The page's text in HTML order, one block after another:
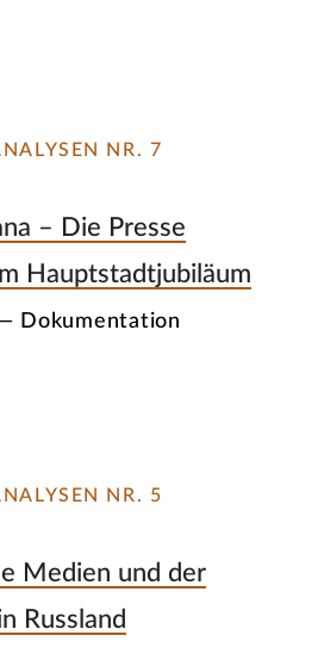
NR. 7
– Die Presse
Hauptstadtjubiläum
Dokumentation
NR. 5
Medien und der
Russland